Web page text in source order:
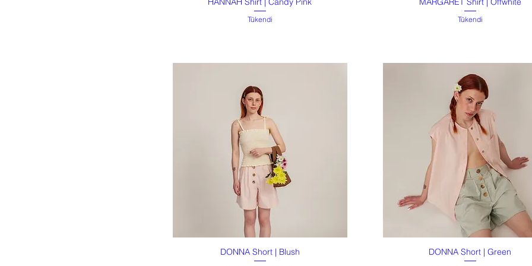
Hızlı Bakış
Tükendi
Hızlı Bakış
Tükendi
Hızlı Bakış
DONNA Short | Blush Hızlı Bakış
DONNA Short | Green